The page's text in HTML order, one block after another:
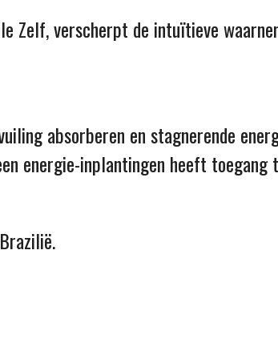
Zelf, verscherpt de intuïtieve
absorberen en stagnerende
energie-inplantingen heeft toegang